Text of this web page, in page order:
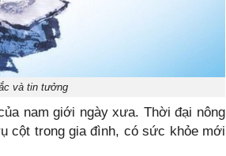
và tin tưởng
nam giới ngày xưa. Thời đại nông
cột trong gia đình, có sức khỏe mới